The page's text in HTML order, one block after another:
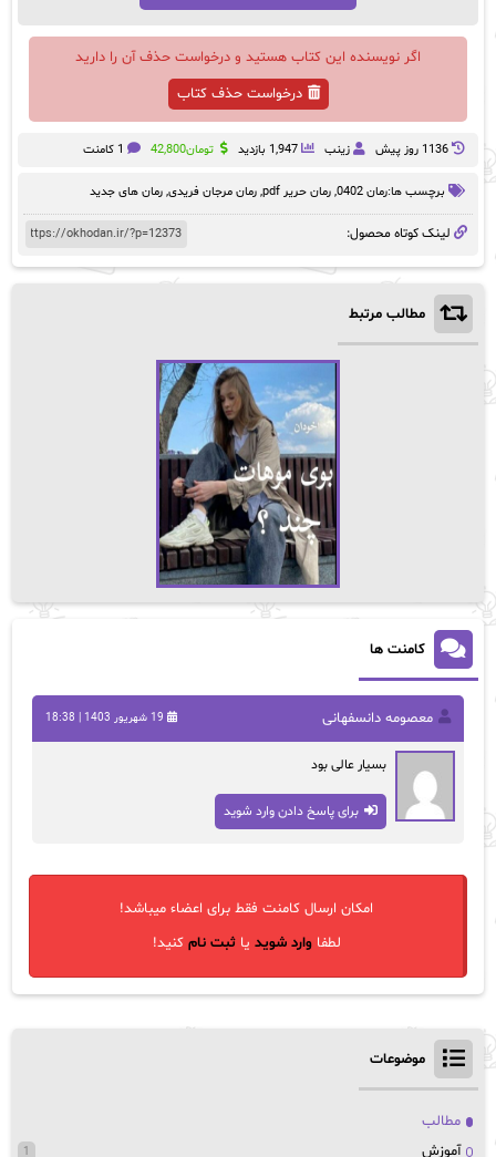
اگر نویسنده این کتاب هستید و درخواست حذف آن را دارید
درخواست حذف کتاب
1136 روز پيش زینب 1,947 بازدید تومان42,800 1 کامنت
برچسب ها:رمان 0402 , رمان حریر pdf , رمان مرجان فریدی, رمان های جدید
لینک کوتاه محصول:
مطالب مرتبط
کامنت ها
معصومه دانسفهانی 19 شهریور 1403 | 18:38
بسیار عالی بود
برای پاسخ دادن وارد شوید
امکان ارسال کامنت فقط برای اعضاء میباشد!
لطفاوارد شوید یاثبت نام کنید!
موضوعات
مطالب
آموزش
1